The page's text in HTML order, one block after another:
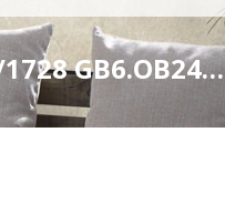
1728 GB6.OB24…